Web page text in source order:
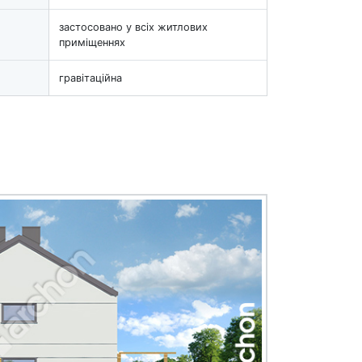
застосовано у всіх житлових
приміщеннях
гравітаційна